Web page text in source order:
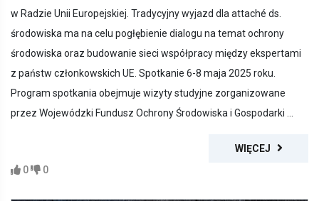
w Radzie Unii Europejskiej. Tradycyjny wyjazd dla attaché ds.
środowiska ma na celu pogłębienie dialogu na temat ochrony
środowiska oraz budowanie sieci współpracy między ekspertami
z państw członkowskich UE. Spotkanie 6-8 maja 2025 roku.
Program spotkania obejmuje wizyty studyjne zorganizowane
przez Wojewódzki Fundusz Ochrony Środowiska i Gospodarki ...
WIĘCEJ
0
0